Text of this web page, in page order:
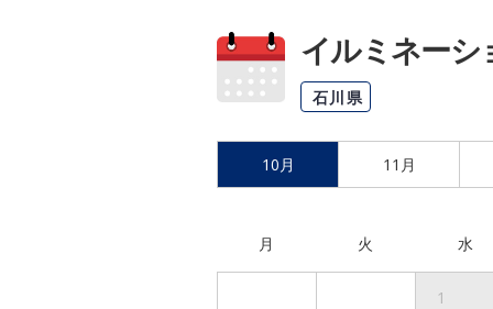
イルミネーシ
石川県
10月 11月
月 火 水
1